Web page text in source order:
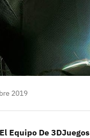
2019
El Equipo De 3DJuegos